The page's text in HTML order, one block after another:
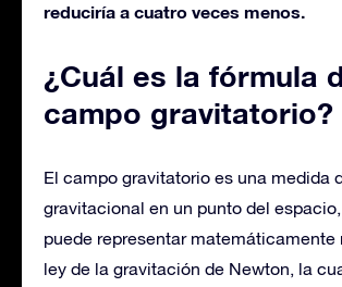
reduciría a cuatro veces menos.
¿Cuál es la fórmula
campo gravitatorio?
El campo gravitatorio es una medida
gravitacional en un punto del
puede representar matemáticamente
ley de la gravitación de Newton, la